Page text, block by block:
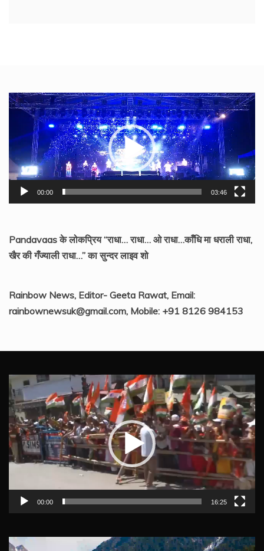
Video
Player
00:00 03:46
Pandavaas के लोकप्रिय “राधा… राधा… ओ राधा…काँधि मा धराली राधा,
खैर की गँज्याली राधा…” का सुन्दर लाइव शो
Rainbow News, Editor- Geeta Rawat, Email:
rainbownewsuk@gmail.com, Mobile: +91 8126 984153
Video
Player
00:00 16:25
Video